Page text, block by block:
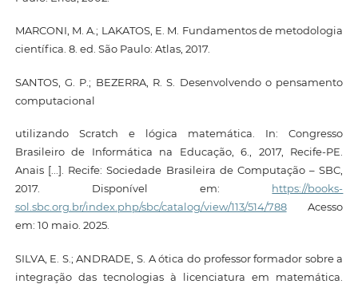
MARCONI, M. A.; LAKATOS, E. M. Fundamentos de metodologia
científica. 8. ed. São Paulo: Atlas, 2017.
SANTOS, G. P.; BEZERRA, R. S. Desenvolvendo o pensamento
computacional
utilizando Scratch e lógica matemática. In: Congresso
Brasileiro de Informática na Educação, 6., 2017, Recife-PE.
Anais [...]. Recife: Sociedade Brasileira de Computação – SBC,
2017. Disponível em: https://books-
sol.sbc.org.br/index.php/sbc/catalog/view/113/514/788Acesso
em: 10 maio. 2025.
SILVA, E. S.; ANDRADE, S. A ótica do professor formador sobre a
integração das tecnologias à licenciatura em matemática.